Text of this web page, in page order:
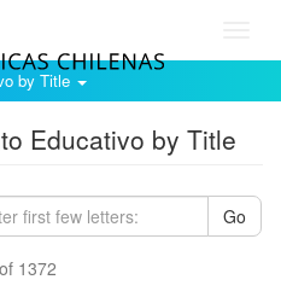
by Title
Educativo by Title
Go
1372